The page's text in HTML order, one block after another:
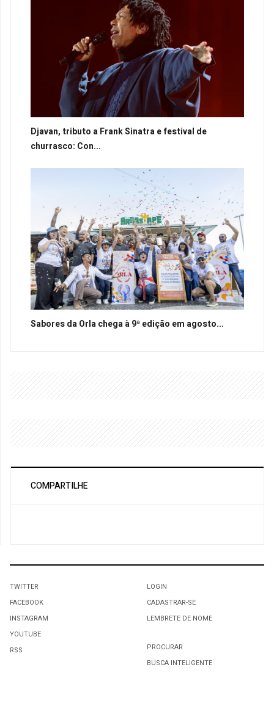
Djavan, tributo a Frank Sinatra e festival de
churrasco: Con...
Sabores da Orla chega à 9ª edição em agosto...
COMPARTILHE
TWITTER
FACEBOOK
INSTAGRAM
YOUTUBE
RSS
LOGIN
CADASTRAR-SE
LEMBRETE DE NOME
PROCURAR
BUSCA INTELIGENTE